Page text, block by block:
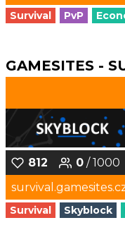
Survival PvP
GAMESITES -
812 0 / 1000
Survival Skyblock